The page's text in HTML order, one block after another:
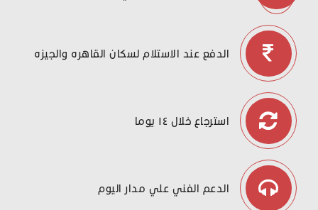
الدفع عند الاستلام لسكان القاهره والجيزه
استرجاع خلال ١٤ يوما
الدعم الفني علي مدار اليوم